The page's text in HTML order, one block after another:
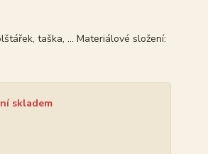
taška, ... Materiálové složení:
skladem